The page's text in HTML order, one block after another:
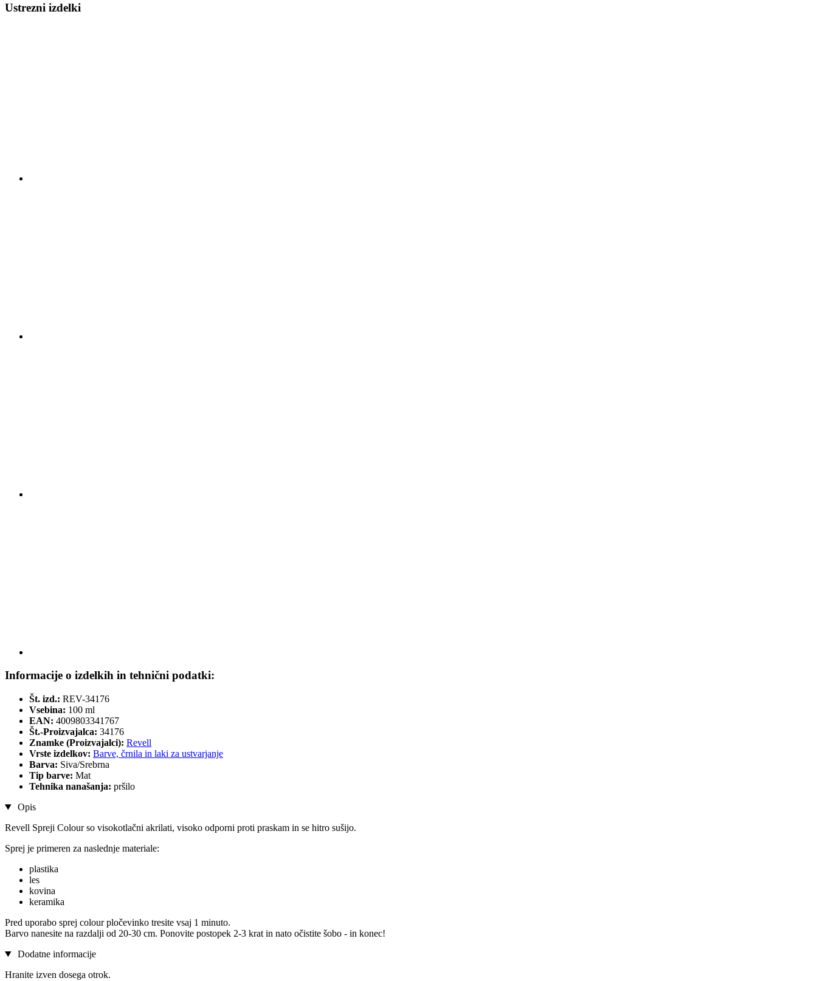
Ustrezni izdelki
Informacije o izdelkih in tehnični podatki:
Št. izd.: REV-34176
Vsebina: 100 ml
EAN: 4009803341767
Št.-Proizvajalca: 34176
Znamke (Proizvajalci): Revell
Vrste izdelkov: Barve, črnila in laki za ustvarjanje
Barva: Siva/Srebrna
Tip barve: Mat
Tehnika nanašanja: pršilo
Opis
Revell Spreji Colour so visokotlačni akrilati, visoko odporni proti praskam in se hitro sušijo.
Sprej je primeren za naslednje materiale:
plastika
les
kovina
keramika
Pred uporabo sprej colour pločevinko tresite vsaj 1 minuto.
Barvo nanesite na razdalji od 20-30 cm. Ponovite postopek 2-3 krat in nato očistite šobo - in konec!
Dodatne informacije
Hranite izven dosega otrok.